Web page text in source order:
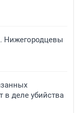
Нижегородцевы
в деле убийства